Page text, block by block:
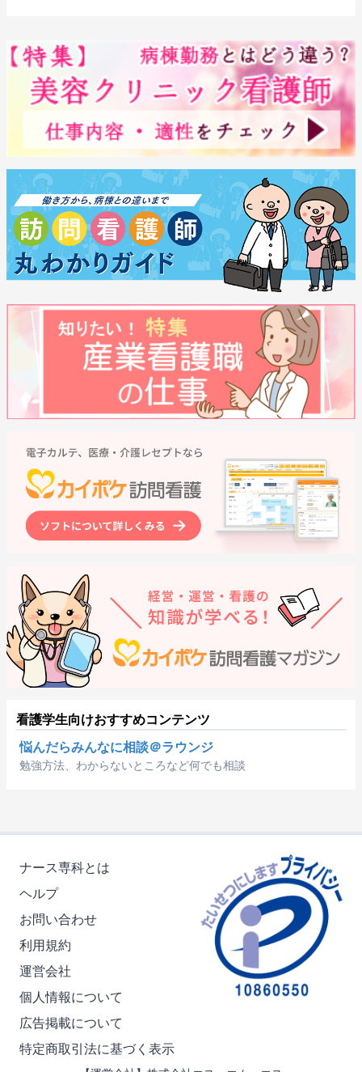
看護学生向けおすすめコンテンツ
悩んだらみんなに相談＠ラウンジ
勉強方法、わからないところなど何でも相談
ナース専科とは
ヘルプ
お問い合わせ
利用規約
運営会社
個人情報について
広告掲載について
特定商取引法に基づく表示